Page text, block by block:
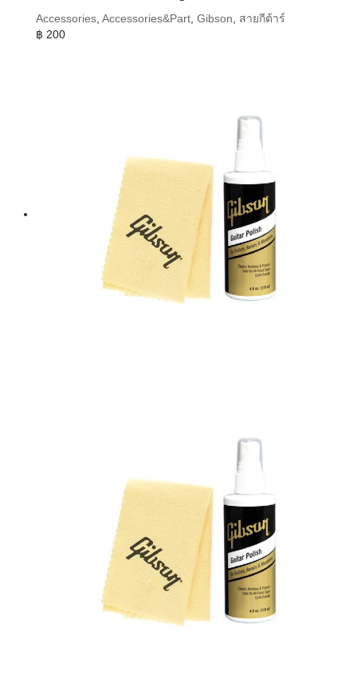
Accessories Accessories&Part Gibson
สายกีต้าร์
฿ 200